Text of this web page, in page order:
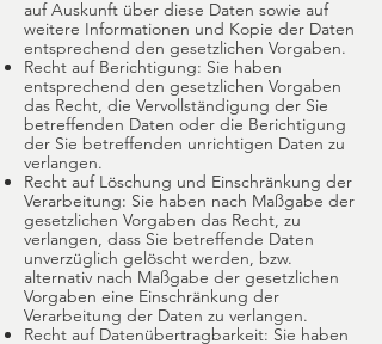
auf Auskunft über diese Daten sowie auf
weitere Informationen und Kopie der Daten
entsprechend den gesetzlichen Vorgaben.
Recht auf Berichtigung: Sie haben
entsprechend den gesetzlichen Vorgaben
das Recht, die Vervollständigung der Sie
betreffenden Daten oder die Berichtigung
der Sie betreffenden unrichtigen Daten zu
verlangen.
Recht auf Löschung und Einschränkung der
Verarbeitung: Sie haben nach Maßgabe der
gesetzlichen Vorgaben das Recht, zu
verlangen, dass Sie betreffende Daten
unverzüglich gelöscht werden, bzw.
alternativ nach Maßgabe der gesetzlichen
Vorgaben eine Einschränkung der
Verarbeitung der Daten zu verlangen.
Recht auf Datenübertragbarkeit: Sie haben